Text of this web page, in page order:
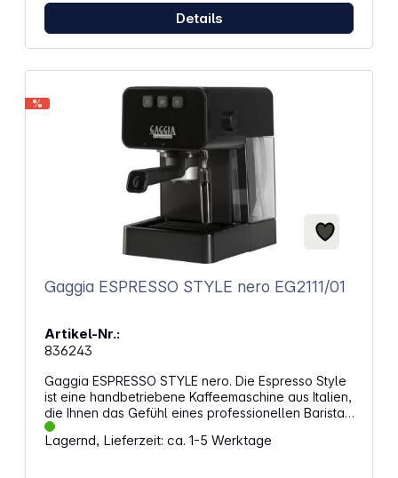
Details
%
Gaggia ESPRESSO STYLE nero EG2111/01
Artikel-Nr.:
836243
Gaggia ESPRESSO STYLE nero. Die Espresso Style
ist eine handbetriebene Kaffeemaschine aus Italien,
die Ihnen das Gefühl eines professionellen Barista-
Erlebnisses im eigenen Zuhause ermöglicht. Der
ergonomische Siebträger erlaubt eine ideale
Lagernd, Lieferzeit: ca. 1-5 Werktage